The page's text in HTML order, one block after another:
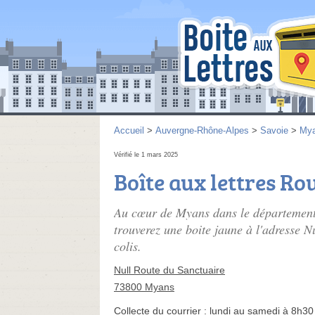
Accueil > Auvergne-Rhône-Alpes > Savoie >
Vérifié le 1 mars 2025
Boîte aux lettres
Au cœur de Myans dans le
trouverez une boite jaune à l'adresse
colis.
Null Route du Sanctuaire
73800 Myans
Collecte du courrier : lundi au samedi à 8h30